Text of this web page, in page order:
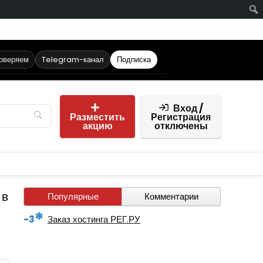
Telegram-канал Подписка
Разместить
акцию
Вход /
Регистрация
отключены
Популярные
Комментарии
-3
Заказ хостинга РЕГ.РУ